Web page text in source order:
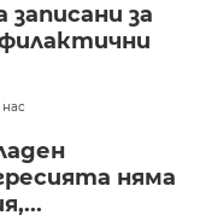
записани за
няма